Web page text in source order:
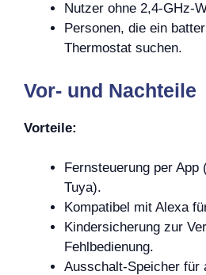
Nutzer ohne 2,4-GHz-
Personen, die ein
Thermostat suchen.
Vor- und Nachteile
Vorteile:
Fernsteuerung per App
Tuya).
Kompatibel mit Alexa
Kindersicherung zur
Fehlbedienung.
Ausschalt-Speicher für